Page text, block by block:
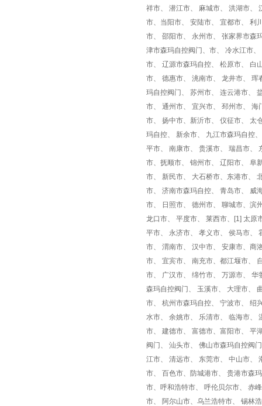
祥市、 潜江市、 麻城市、 洪湖市、
市、当阳市、 安陆市、 宜都市、 利
市、 邵阳市、 永州市、 张家界市森
津市森玛自控阀门、市、 冷水江市
市、 辽源市森玛自控、 松原市、 白
市、 德惠市、 洮南市、 龙井市、
玛自控阀门、 苏州市、 连云港市、
市、 通州市、 宜兴市、 邳州市、
市、 扬中市、新沂市、 仪征市、 太
玛自控、 新余市、 九江市森玛自控
平市、 南康市、 贵溪市、 瑞昌市、
市、抚顺市、 锦州市、 辽阳市、 阜
市、 新民市、 大石桥市、东港市、
市、 济南市森玛自控、 青岛市、 威
市、 日照市、 德州市、 聊城市、滨
龙口市、 平度市、 莱西市、[1] 太原
平市、 永济市、 孝义市、 侯马市、
市、 渭南市、 汉中市、 安康市、商
市、 宜宾市、 南充市、都江堰市、
市、 广汉市、 绵竹市、 万源市、
森玛自控阀门、 玉溪市、 大理市、
市、 杭州市森玛自控、 宁波市、 绍
水市、 余姚市、 乐清市、 临海市、
市、 建德市、 富德市、富阳市、 平
阀门、 汕头市、 佛山市森玛自控阀
江市、 清远市、 东莞市、 中山市、
市、 百色市、防城港市、 贵港市森
市、呼和浩特市、 呼伦贝尔市、 赤
市、 阿尔山市、乌兰浩特市、 锡林